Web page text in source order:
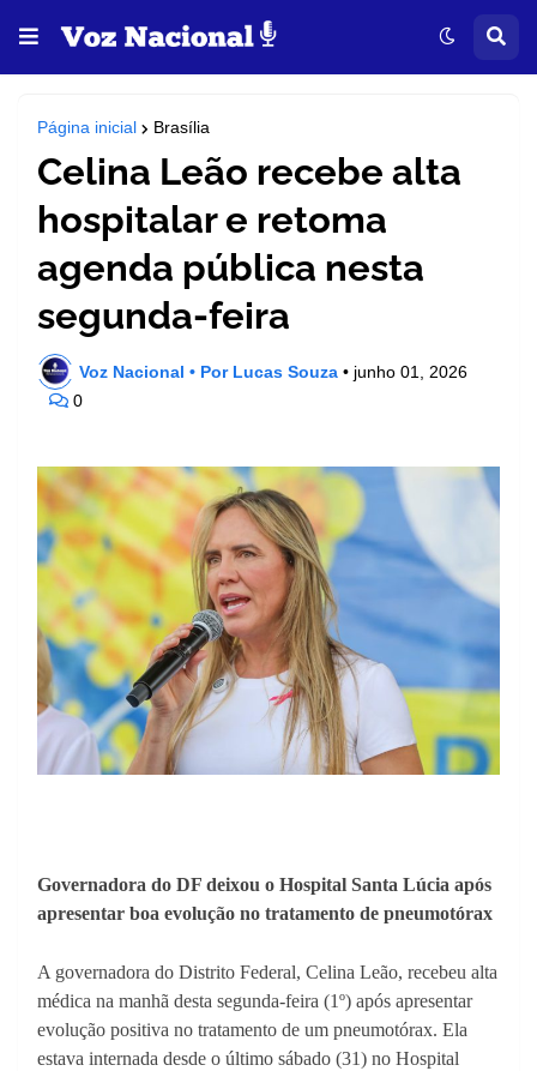
Página inicial Brasília
Celina Leão recebe alta
hospitalar e retoma
agenda pública nesta
segunda-feira
Voz Nacional • Por Lucas Souza • junho 01, 2026
0
Governadora do DF deixou o Hospital Santa Lúcia após
apresentar boa evolução no tratamento de pneumotórax
A governadora do Distrito Federal, Celina Leão, recebeu alta
médica na manhã desta segunda-feira (1º) após apresentar
evolução positiva no tratamento de um pneumotórax. Ela
estava internada desde o último sábado (31) no Hospital